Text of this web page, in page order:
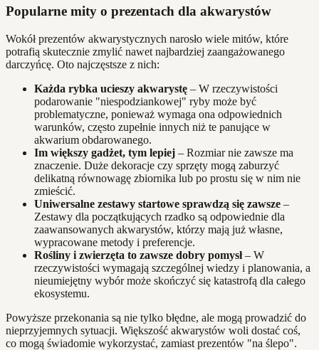
Popularne mity o prezentach dla akwarystów
Wokół prezentów akwarystycznych narosło wiele mitów, które
potrafią skutecznie zmylić nawet najbardziej zaangażowanego
darczyńcę. Oto najczęstsze z nich:
Każda rybka ucieszy akwarystę – W rzeczywistości
podarowanie "niespodziankowej" ryby może być
problematyczne, ponieważ wymaga ona odpowiednich
warunków, często zupełnie innych niż te panujące w
akwarium obdarowanego.
Im większy gadżet, tym lepiej – Rozmiar nie zawsze ma
znaczenie. Duże dekoracje czy sprzęty mogą zaburzyć
delikatną równowagę zbiornika lub po prostu się w nim nie
zmieścić.
Uniwersalne zestawy startowe sprawdzą się zawsze –
Zestawy dla początkujących rzadko są odpowiednie dla
zaawansowanych akwarystów, którzy mają już własne,
wypracowane metody i preferencje.
Rośliny i zwierzęta to zawsze dobry pomysł– W
rzeczywistości wymagają szczególnej wiedzy i planowania, a
nieumiejętny wybór może skończyć się katastrofą dla całego
ekosystemu.
Powyższe przekonania są nie tylko błędne, ale mogą prowadzić do
nieprzyjemnych sytuacji. Większość akwarystów woli dostać coś,
co mogą świadomie wykorzystać, zamiast prezentów "na ślepo".